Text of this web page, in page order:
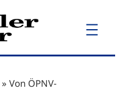
» Von ÖPNV-